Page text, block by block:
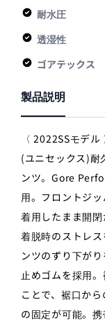
耐水圧
透湿性
ゴアテックス
製品説明
〈 2022SSモデ
(ユニセックス)耐
ンツ。Gore
用。フロントジ
着用したまま開
着脱時のストレ
ンツのずり下が
止めゴムを採用
ことで、裾口か
の固定が可能。携